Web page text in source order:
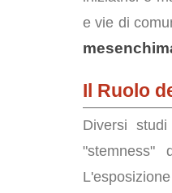
e vie di
Il Ruolo
Diversi
"stemness"